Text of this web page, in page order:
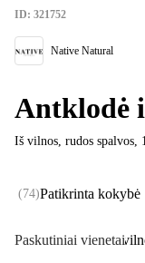
Paskutiniai vienetai
ID: 321752
Native Natural
Antklodė
Iš vilnos, rudos spalvos,
(74)Patikrinta kokybė